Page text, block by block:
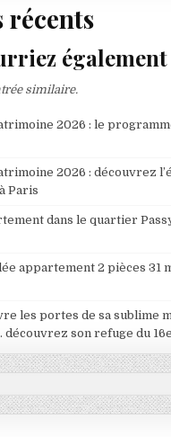
récents
similaire.
2026 : le
2026 : découvrez
Paris
dans le quartier
appartement 2 pièces 31
les portes de sa sublime
découvrez son refuge du